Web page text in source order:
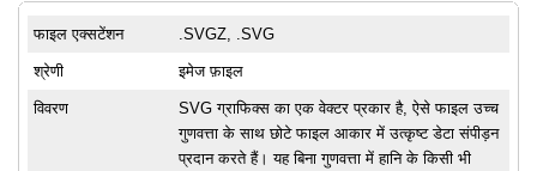
फाइल एक्सटेंशन .SVGZ, .SVG
श्रेणी इमेज फ़ाइल
विवरण
SVG ग्राफिक्स का एक वेक्टर प्रकार है, ऐसे फाइल उच्च
गुणवत्ता के साथ छोटे फाइल आकार में उत्कृष्ट डेटा संपीड़न
प्रदान करते हैं। यह बिना गुणवत्ता में हानि के किसी भी